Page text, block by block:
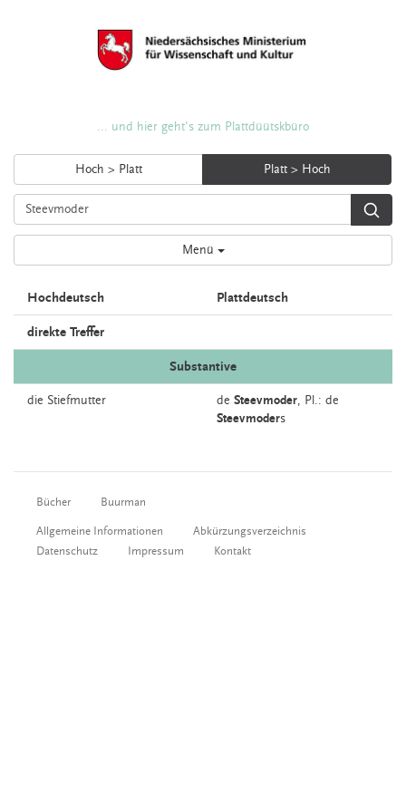
... und hier geht's zum Plattdüütskbüro
Hoch > Platt Platt > Hoch
Menü
Hochdeutsch Plattdeutsch
direkte Treffer
Substantive
die Stiefmutter de Steevmoder, Pl.: de
Steevmoders
Bücher Buurman
Allgemeine Informationen
Abkürzungsverzeichnis
Datenschutz
Impressum Kontakt